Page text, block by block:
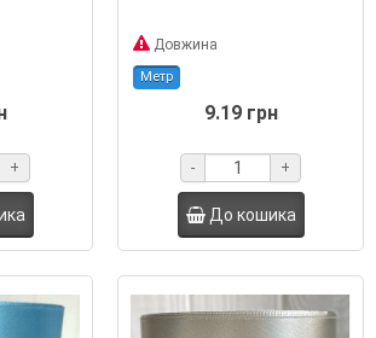
+
Довжина
Метр
9.19 грн
- +
До кошика